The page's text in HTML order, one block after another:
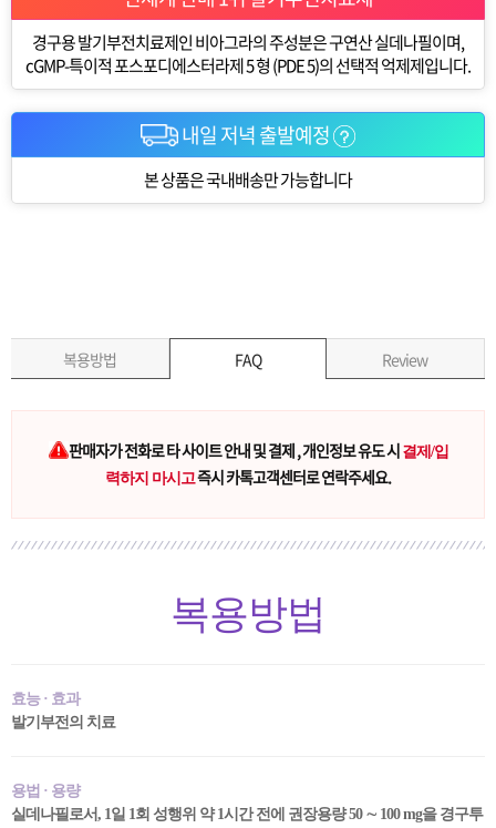
경구용 발기부전치료제인 비아그라의 주성분은 구연산 실데나필이며,
cGMP-특이적 포스포디에스터라제 5 형 (PDE 5)의 선택적 억제제입니다.
내일 저녁 출발예정
본 상품은 국내배송만 가능합니다
복용방법 FAQ Review
판매자가 전화로 타 사이트 안내 및 결제 , 개인정보 유도 시 결제/입
력하지 마시고즉시 카톡고객센터로 연락주세요.
복용방법
효능 · 효과
발기부전의 치료
용법 · 용량
실데나필로서, 1일 1회 성행위 약 1시간 전에 권장용량 50 ∼ 100 mg을 경구투